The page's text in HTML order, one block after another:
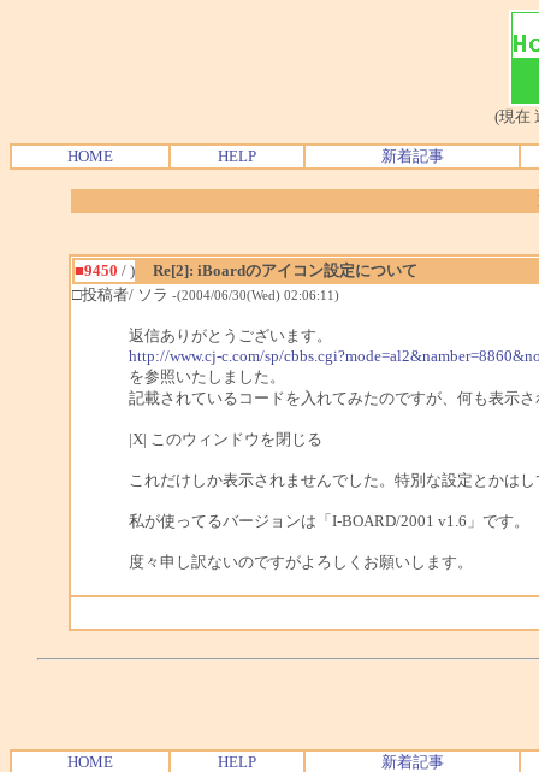
(現在
HOME HELP 新着記事
■9450 / )
Re[2]: iBoardのアイコン設定について
□投稿者/ ソラ -(2004/06/30(Wed) 02:06:11)
返信ありがとうございます。
http://www.cj-c.com/sp/
を参照いたしました。
記載されているコードを入れてみたのですが、何も表示
|X| このウィンドウを閉じる
これだけしか表示されませんでした。特別な設定とかは
私が使ってるバージョンは「I-BOARD/2001 v1.6」です。
度々申し訳ないのですがよろしくお願いします。
HOME HELP 新着記事